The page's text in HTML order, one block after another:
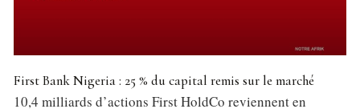
First Bank Nigeria : 25 % du capital remis sur le marché
10,4 milliards d’actions First HoldCo reviennent en